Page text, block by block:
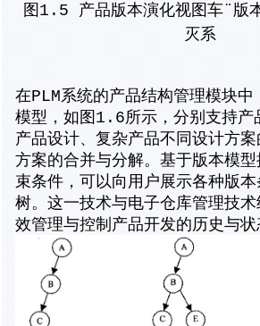
图1.5 产品版本演化视图车¨版
灭系
在PLM系统的产品结构管理模块
模型，如图1.6所示，分别支持产
产品设计、复杂产品不同设计方
方案的合并与分解。基于版本模
束条件，可以向用户展示各种版
树。这一技术与电子仓库管理技
效管理与控制产品开发的历史与状